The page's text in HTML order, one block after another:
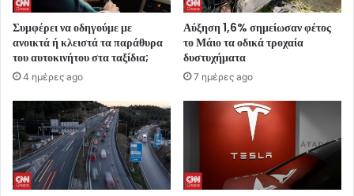
Συμφέρει να οδηγούμε με
ανοικτά ή κλειστά τα παράθυρα
του αυτοκινήτου στα ταξίδια;
4 ημέρες ago
Αύξηση 1,6% σημείωσαν φέτος
το Μάιο τα οδικά τροχαία
δυστυχήματα
7 ημέρες ago